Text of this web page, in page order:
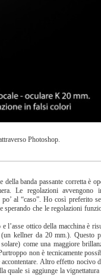
Photoshop.
banda passante corretta è
Le regolazioni avvengono
al “caso”. Ho così preferito
che le regolazioni
l’asse ottico della macchina è
kellner da 20 mm.). Questo
come una maggiore
non è tecnicamente
Altro effetto nocivo
quale si aggiunge la vignettatura